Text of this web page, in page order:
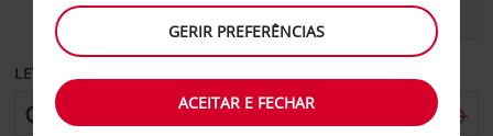
CARRO COMERCIAIS
LEVANTAR EM
GERIR PREFERÊNCIAS
ACEITAR E FECHAR